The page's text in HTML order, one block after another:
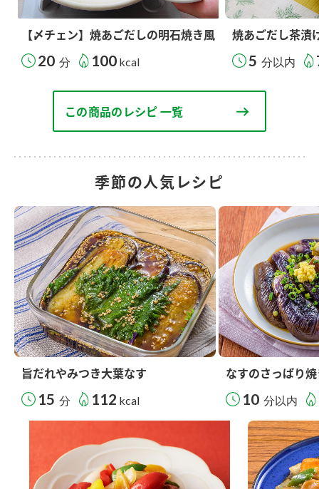
【〆チェン】焼あごだしの明石焼き風
20 分 100 kcal
焼あごだし茶漬
5 分以内
この商品のレシピ 一覧
季節の人気レシピ
旨だれやみつき大葉なす
15 分 112 kcal
なすのさっぱり
10 分以内